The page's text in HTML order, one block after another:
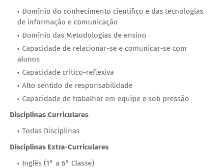
Domínio do conhecimento cientifico e das tecnologias
de informação e comunicação
Domínio das Metodologias de ensino
Capacidade de relacionar-se e comunicar-se com
alunos
Capacidade critico-reflexiva
Alto sentido de responsabilidade
Capacidade de trabalhar em equipe e sob pressão
Disciplinas Curriculares
Todas Disciplinas
Disciplinas Extra-Curriculares
Inglês (1° a 6° Classe)